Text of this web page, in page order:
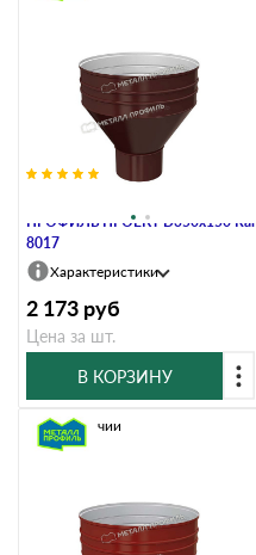
ПРОФИЛЬ ПРОЕКТ D350х150 Ral
8017
Характеристики
2 173 руб
Цена за шт.
В КОРЗИНУ
В наличии